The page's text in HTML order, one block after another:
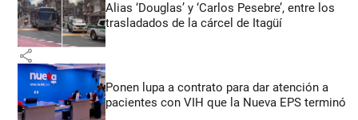
Alias ‘Douglas’ y ‘Carlos Pesebre’, entre los
trasladados de la cárcel de Itagüí
share
Ponen lupa a contrato para dar atención a
pacientes con VIH que la Nueva EPS terminó